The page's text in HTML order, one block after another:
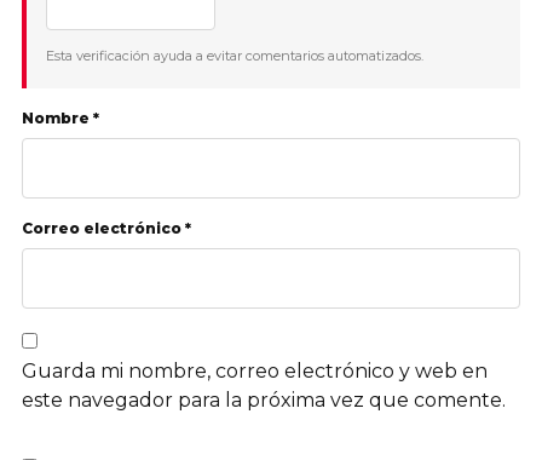
Esta verificación ayuda a evitar comentarios automatizados.
Nombre *
Correo electrónico *
Guarda mi nombre, correo electrónico y web en
este navegador para la próxima vez que comente.